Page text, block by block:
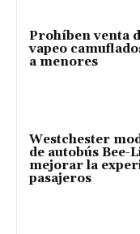
Prohíben venta
vapeo
a menores
Westchester
de autobús Bee-
mejorar la
pasajeros